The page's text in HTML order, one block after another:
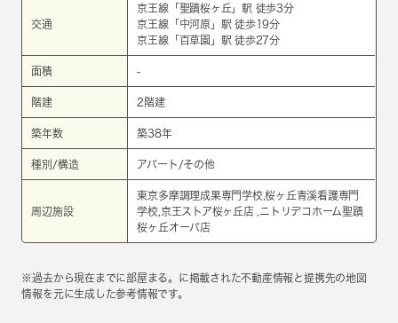
交通
京王線 「 聖蹟桜ヶ丘 」駅 徒歩3分
京王線 「 中河原 」駅 徒歩19分
京王線 「 百草園 」駅 徒歩27分
面積 -
階建 2階建
築年数 築38年
種別/構造 アパート/その他
周辺施設
東京多摩調理成果専門学校,桜ヶ丘青溪看護専門
学校,京王ストア桜ヶ丘店 ,ニトリデコホーム聖蹟
桜ヶ丘オーパ店
※過去から現在までに部屋まる。に掲載された不動産情報と提携先の地図
情報を元に生成した参考情報です。